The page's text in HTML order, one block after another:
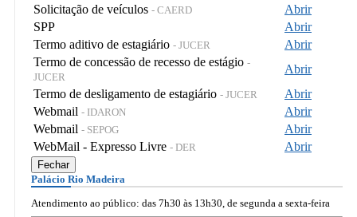
Solicitação de veículos - CAERD
Abrir
SPP
Abrir
Termo aditivo de estagiário - JUCER
Abrir
Termo de concessão de recesso de estágio -
JUCER
Abrir
Termo de desligamento de estagiário - JUCER
Abrir
Webmail - IDARON
Abrir
Webmail - SEPOG
Abrir
WebMail - Expresso Livre - DER Abrir
Fechar
Palácio Rio Madeira
Atendimento ao público: das 7h30 às 13h30, de segunda a sexta-feira